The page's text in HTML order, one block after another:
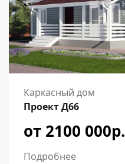
Каркасный дом
Проект Д66
от 2100 000р.
Подробнее